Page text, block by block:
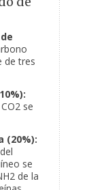
de tres
se
(20%):
se
de la